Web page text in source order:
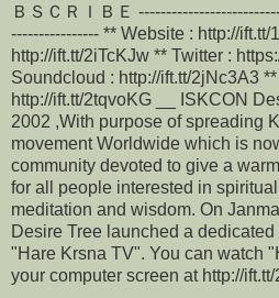
ＢＳＣＲＩＢＥ
---------------- ** Website : http://
http://ift.tt/2iTcKJw ** Twitter :
Soundcloud : http://ift.tt/2jNc3A3
http://ift.tt/2tqvoKG __ ISKCON
2002 ,With purpose of spreading
movement Worldwide which is
community devoted to give a
for all people interested in
meditation and wisdom. On
Desire Tree launched a
"Hare Krsna TV". You can watch
your computer screen at http://